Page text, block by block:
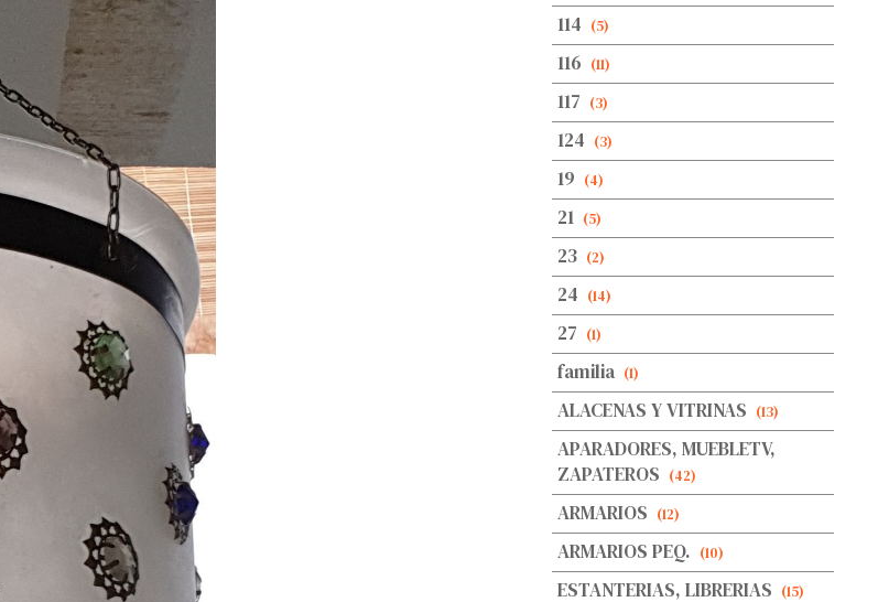
114 (5)
116 (11)
117 (3)
124 (3)
19 (4)
21 (5)
23 (2)
24 (14)
27 (1)
familia (1)
ALACENAS Y VITRINAS (13)
APARADORES, MUEBLETV,
ZAPATEROS (42)
ARMARIOS (12)
ARMARIOS PEQ. (10)
ESTANTERIAS, LIBRERIAS (15)